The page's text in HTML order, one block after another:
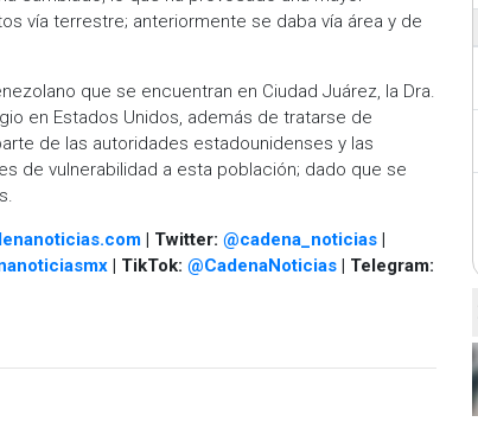
vía terrestre; anteriormente se daba vía área y de
que se encuentran en Ciudad Juárez, la Dra.
en Estados Unidos, además de tratarse de
de las autoridades estadounidenses y las
de vulnerabilidad a esta población; dado que se
| Twitter: @cadena_noticias |
| TikTok: @CadenaNoticias | Telegram: